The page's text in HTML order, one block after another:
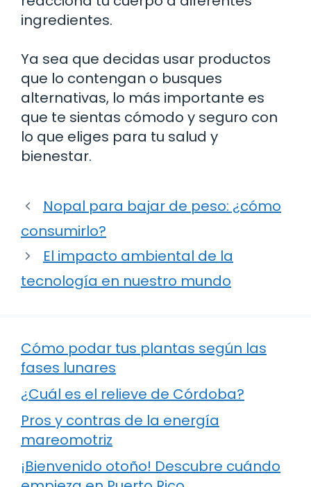
ingredientes.
Ya sea que decidas usar productos
que lo contengan o busques
alternativas, lo más importante es
que te sientas cómodo y seguro con
lo que eliges para tu salud y
bienestar.
Nopal para bajar de peso: ¿cómo
consumirlo?
El impacto ambiental de la
tecnología en nuestro mundo
Cómo podar tus plantas según las
fases lunares
¿Cuál es el relieve de Córdoba?
Pros y contras de la energía
mareomotriz
¡Bienvenido otoño! Descubre cuándo